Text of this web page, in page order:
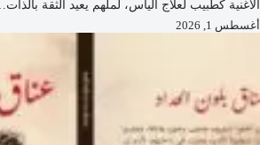
الأغنية كطبيب لعلاج اليأس، لملهم يعيد الثقة بالذات…
أغسطس 1, 2026